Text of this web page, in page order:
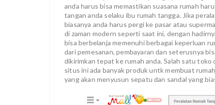
anda harus bisa memastikan suasana rumah
tangan anda selaku ibu rumah tangga. Jika
biasanya anda harus pergi ke pasar atau
di zaman modern seperti saat ini, dengan
bisa berbelanja memenuhi berbagai keperluan
dari pemesanan, pembayaran dan seterusnya
dikirimkan tepat ke rumah anda. Salah satu toko
situs ini ada banyak produk untk membuat
yang akan menyusun sepatu dan sandal yang